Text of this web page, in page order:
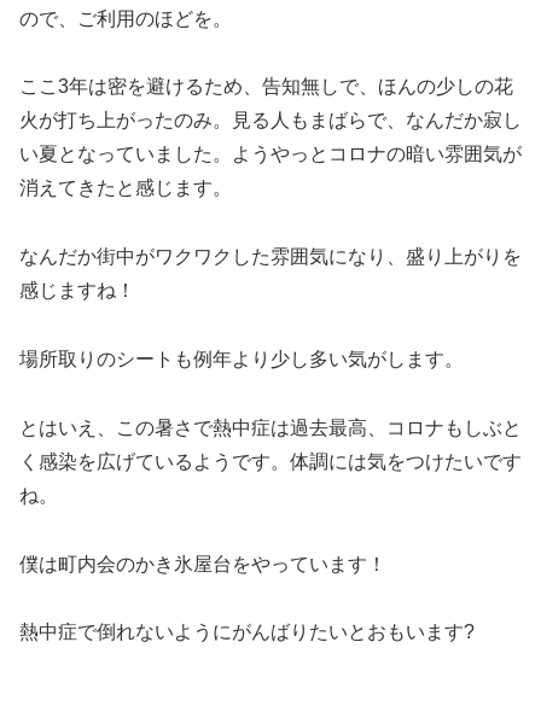
ので、ご利用のほどを。
ここ3年は密を避けるため、告知無しで、ほんの少しの花
火が打ち上がったのみ。見る人もまばらで、なんだか寂し
い夏となっていました。ようやっとコロナの暗い雰囲気が
消えてきたと感じます。
なんだか街中がワクワクした雰囲気になり、盛り上がりを
感じますね！
場所取りのシートも例年より少し多い気がします。
とはいえ、この暑さで熱中症は過去最高、コロナもしぶと
く感染を広げているようです。体調には気をつけたいです
ね。
僕は町内会のかき氷屋台をやっています！
熱中症で倒れないようにがんばりたいとおもいます?